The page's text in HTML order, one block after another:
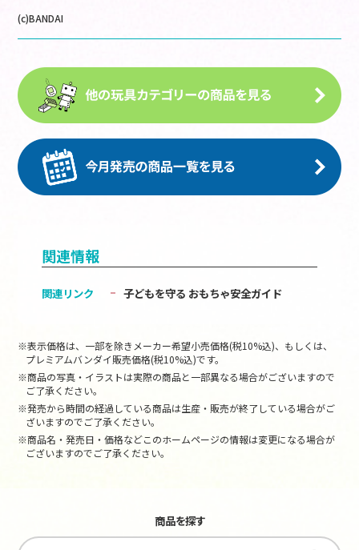
(c)BANDAI
関連情報
関連リンク 子どもを守る おもちゃ安全ガイド
※表示価格は、一部を除きメーカー希望小売価格(税10%込)、もしくは、
プレミアムバンダイ販売価格(税10%込)です。
※商品の写真・イラストは実際の商品と一部異なる場合がございますので
ご了承ください。
※発売から時間の経過している商品は生産・販売が終了している場合がご
ざいますのでご了承ください。
※商品名・発売日・価格などこのホームページの情報は変更になる場合が
ございますのでご了承ください。
商品を探す